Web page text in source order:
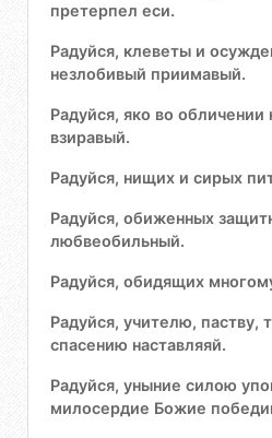
претерпел еси.
Радуйся, клеветы и
незлобивый приимавый.
Радуйся, яко во обличении
взиравый.
Радуйся, нищих и сирых
Радуйся, обиженных
любвеобильный.
Радуйся, обидящих
Радуйся, учителю, паству,
спасению наставляяй.
Радуйся, уныние силою
милосердие Божие